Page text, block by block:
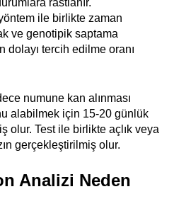
rastlanır.
ile birlikte zaman
ve genotipik saptama
dolayı tercih edilme oranı
numune kan alınması
alabilmek için 15-20 günlük
olur. Test ile birlikte açlık veya
gerçekleştirilmiş olur.
Analizi Neden